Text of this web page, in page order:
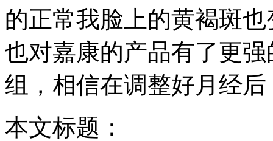
的正常我脸上的黄褐斑
也对嘉康的产品有了更
组，相信在调整好月经
本文标题：